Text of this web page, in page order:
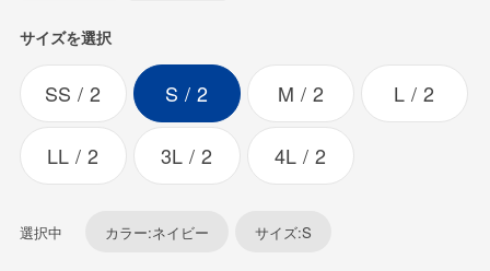
サイズを選択
SS 2 S 2 M 2 L 2
LL 2 3L 2 4L 2
選択中 カラー:ネイビー サイズ:S